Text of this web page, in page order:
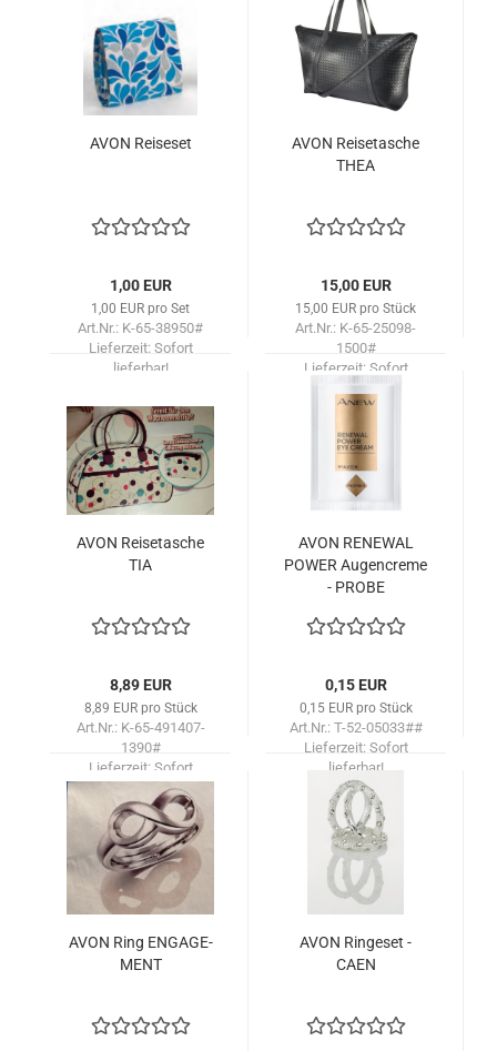
AVON Rei­se­set
1,00 EUR
1,00 EUR pro Set
Art.Nr.: K-65-38950#
Lieferzeit: Sofort
lieferbar!
AVON Rei­se­ta­sche
THEA
15,00 EUR
15,00 EUR pro Stück
Art.Nr.: K-65-25098-
1500#
Lieferzeit: Sofort
AVON Rei­se­ta­sche
TIA
8,89 EUR
8,89 EUR pro Stück
Art.Nr.: K-65-491407-
1390#
Lieferzeit: Sofort
lieferbar!
AVON RE­NE­WAL
POWER Au­gen­creme
- PROBE
0,15 EUR
0,15 EUR pro Stück
Art.Nr.: T-52-05033##
Lieferzeit: Sofort
lieferbar!
AVON Ring EN­GA­GE­
MENT
AVON Rin­ge­set -
CAEN